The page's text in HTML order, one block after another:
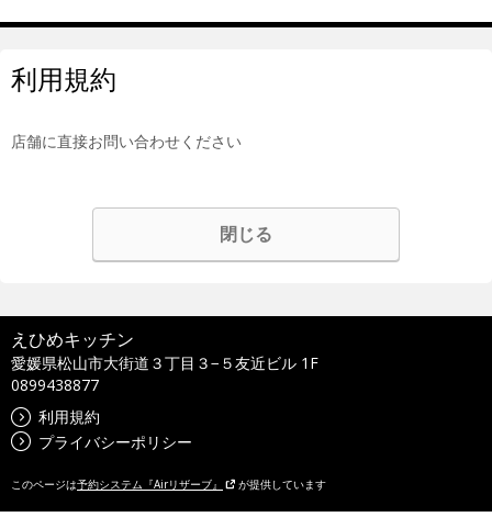
利用規約
店舗に直接お問い合わせください
閉じる
えひめキッチン
愛媛県松山市大街道３丁目３−５友近ビル 1F
0899438877
利用規約
プライバシーポリシー
このページは予約システム『Airリザーブ』 が提供しています